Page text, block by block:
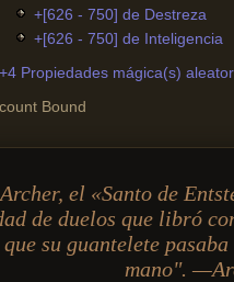
+[626 - 750] de Destreza
+[626 - 750] de Inteligencia
+4 Propiedades mágica(s)
Bound
el «Santo de
de duelos que libró
su guantelete
mano".